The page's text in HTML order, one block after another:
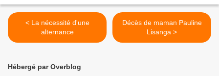
< La nécessité d'une
alternance
Décès de maman Pauline
Lisanga >
Hébergé par Overblog